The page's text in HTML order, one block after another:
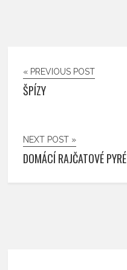
« PREVIOUS POST
ŠPÍZY
NEXT POST »
DOMÁCÍ RAJČATOVÉ PYRÉ